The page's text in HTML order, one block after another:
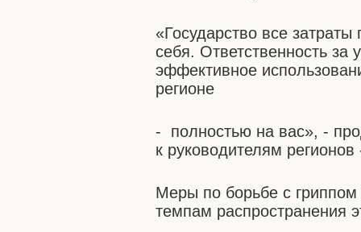
«Государство все
себя. Ответственность за
эффективное
регионе
- полностью на вас», -
к руководителям
Меры по борьбе с
темпам распространения